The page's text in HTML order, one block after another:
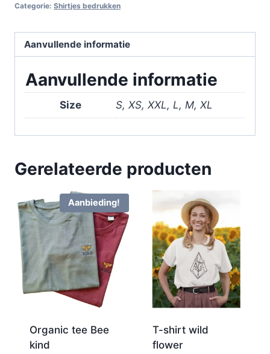
Categorie: Shirtjes bedrukken
Aanvullende informatie
Aanvullende informatie
Size S, XS, XXL, L, M, XL
Gerelateerde producten
Aanbieding!
Organic tee Bee
kind
T-shirt wild
flower